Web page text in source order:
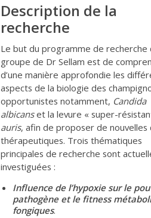
Description de la
recherche
Le but du programme de recherche
groupe de Dr Sellam est de
d’une manière approfondie les
aspects de la biologie des
opportunistes notamment, Candida
albicanset la levure « super-
auris, afin de proposer de nouvelles
thérapeutiques. Trois thématiques
principales de recherche sont
investiguées :
Influence de l’hypoxie sur le
pathogène et le fitness
fongiques.